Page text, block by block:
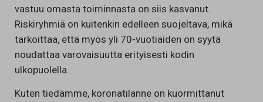
vastuu omasta toiminnasta on siis kasvanut.
Riskiryhmiä on kuitenkin edelleen suojeltava, mikä
tarkoittaa, että myös yli 70-vuotiaiden on syytä
noudattaa varovaisuutta erityisesti kodin
ulkopuolella.
Kuten tiedämme, koronatilanne on kuormittanut